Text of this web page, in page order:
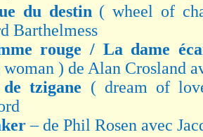
du destin ( wheel of
Barthelmess
rouge / La dame
woman ) de Alan Crosland
tzigane ( dream of
– de Phil Rosen avec